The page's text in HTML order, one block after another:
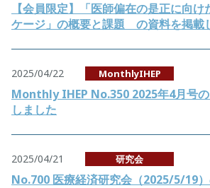
【会員限定】「医師偏在の是正に向
ケージ」の概要と課題 の資料を掲載
2025/04/22 MonthlyIHEP
Monthly IHEP No.350 2025年4月号
しました
2025/04/21 研究会
No.700 医療経済研究会（2025/5/19